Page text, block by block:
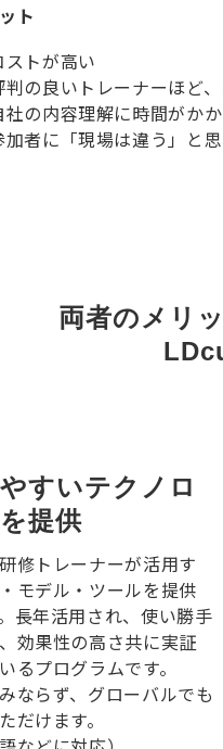
ト
ストが高い
判の良いトレーナーほど
社の内容理解に時間がか
加者に「現場は違う」と
両者のメリ
すいテクノロ
提供
修トレーナーが活用す
モデル・ツールを提供
長年活用され、使い勝手
効果性の高さ共に実証
るプログラムです。
ならず、グローバルでも
だけます。